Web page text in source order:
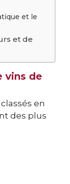
et le
et de
vins de
en
des plus